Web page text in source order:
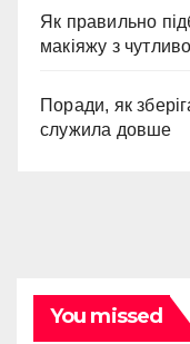
Як правильно
макіяжу з
Поради, як
служила довше
You missed